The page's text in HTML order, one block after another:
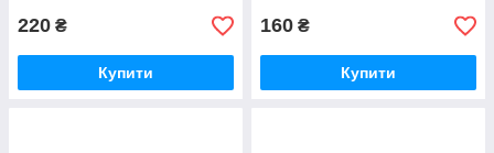
220 ₴
Купити
160 ₴
Купити